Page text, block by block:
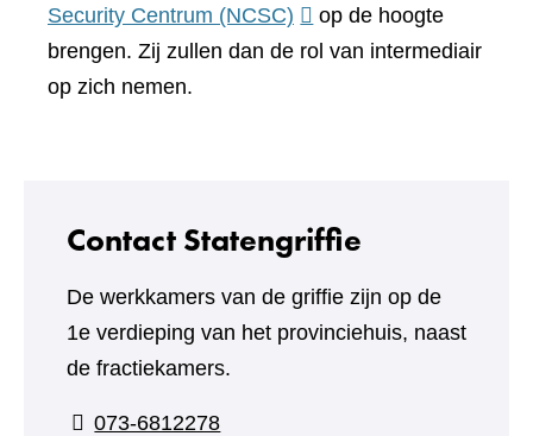
Security Centrum (NCSC) (verwijst
naar
op de hoogte
brengen. Zij zullen dan de rol van intermediair
op zich nemen.
Contact Statengriffie
De werkkamers van de griffie zijn op de
1e verdieping van het provinciehuis, naast
de fractiekamers.
073-6812278